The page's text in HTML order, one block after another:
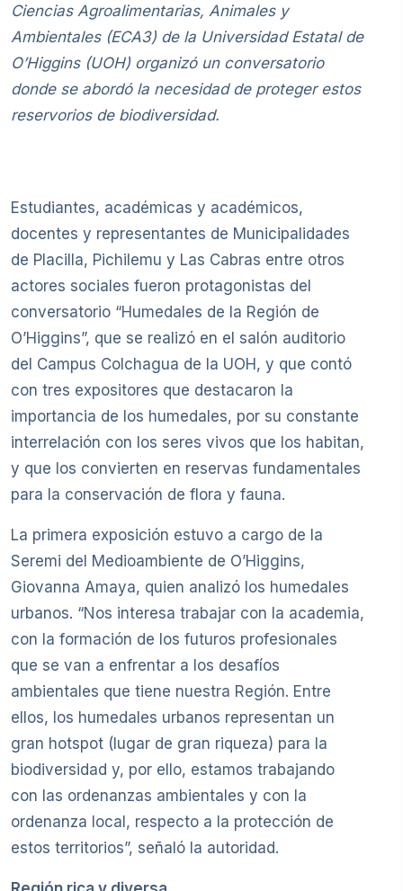
Ciencias Agroalimentarias, Animales y
Ambientales (ECA3) de la Universidad Estatal de
O’Higgins (UOH) organizó un conversatorio
donde se abordó la necesidad de proteger estos
reservorios de biodiversidad.
Estudiantes, académicas y académicos,
docentes y representantes de Municipalidades
de Placilla, Pichilemu y Las Cabras entre otros
actores sociales fueron protagonistas del
conversatorio “Humedales de la Región de
O’Higgins”, que se realizó en el salón auditorio
del Campus Colchagua de la UOH, y que contó
con tres expositores que destacaron la
importancia de los humedales, por su constante
interrelación con los seres vivos que los habitan,
y que los convierten en reservas fundamentales
para la conservación de flora y fauna.
La primera exposición estuvo a cargo de la
Seremi del Medioambiente de O’Higgins,
Giovanna Amaya, quien analizó los humedales
urbanos. “Nos interesa trabajar con la academia,
con la formación de los futuros profesionales
que se van a enfrentar a los desafíos
ambientales que tiene nuestra Región. Entre
ellos, los humedales urbanos representan un
gran hotspot (lugar de gran riqueza) para la
biodiversidad y, por ello, estamos trabajando
con las ordenanzas ambientales y con la
ordenanza local, respecto a la protección de
estos territorios”, señaló la autoridad.